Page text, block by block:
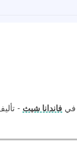
في فاندانا شيث -